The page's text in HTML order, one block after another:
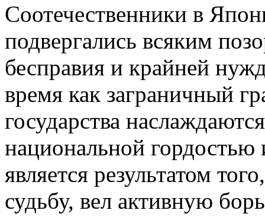
Соотечественники в
подвергались всяким
бесправия и крайней
время как заграничный
государства
национальной
является результатом
судьбу, вел активную